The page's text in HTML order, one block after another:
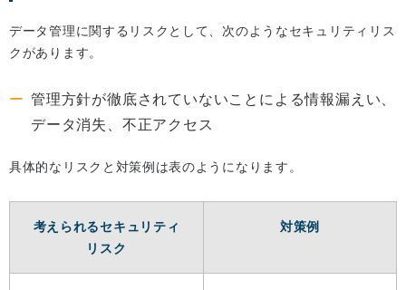
データ管理に関するリスクとして、次のようなセキュリティリス
クがあります。
管理方針が徹底されていないことによる情報漏えい、
データ消失、不正アクセス
具体的なリスクと対策例は表のようになります。
考えられるセキュリティ
リスク
対策例